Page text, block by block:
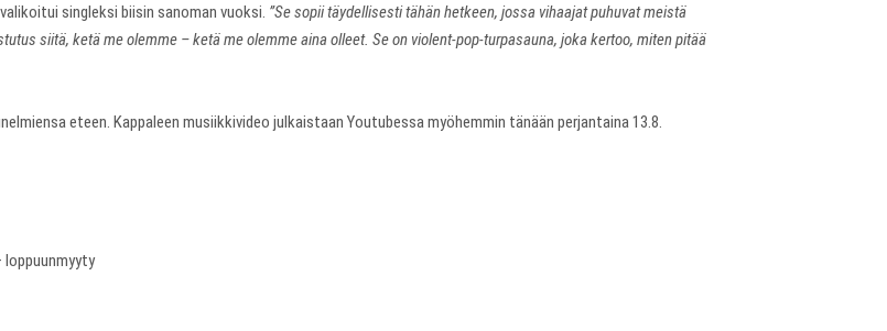
singleksi biisin sanoman vuoksi. ”Se sopii täydellisesti tähän hetkeen, jossa vihaajat puhuvat meistä
siitä, ketä me olemme – ketä me olemme aina olleet. Se on violent-pop-turpasauna, joka kertoo, miten pitää
eteen. Kappaleen musiikkivideo julkaistaan Youtubessa myöhemmin tänään perjantaina 13.8.
loppuunmyyty